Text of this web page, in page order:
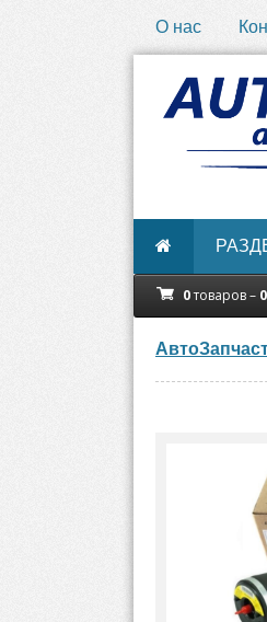
О нас
0товаров – 0